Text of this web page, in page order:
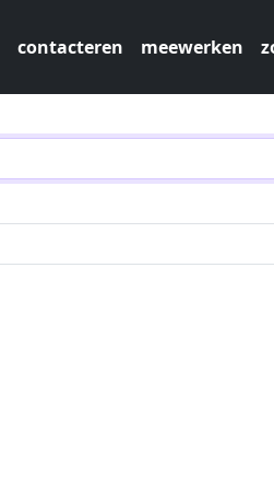
contacteren meewerken